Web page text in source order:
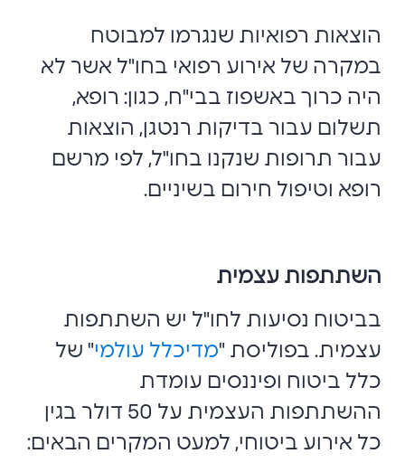
הוצאות רפואיות שנגרמו למבוטח
במקרה של אירוע רפואי בחו"ל אשר לא
היה כרוך באשפוז בבי"ח, כגון: רופא,
תשלום עבור בדיקות רנטגן, הוצאות
עבור תרופות שנקנו בחו"ל, לפי מרשם
רופא וטיפול חירום בשיניים.
השתתפות עצמית
בביטוח נסיעות לחו"ל יש השתתפות
עצמית. בפוליסת "מדיכלל עולמי" של
כלל ביטוח ופיננסים עומדת
ההשתתפות העצמית על 50 דולר בגין
כל אירוע ביטוחי, למעט המקרים הבאים: